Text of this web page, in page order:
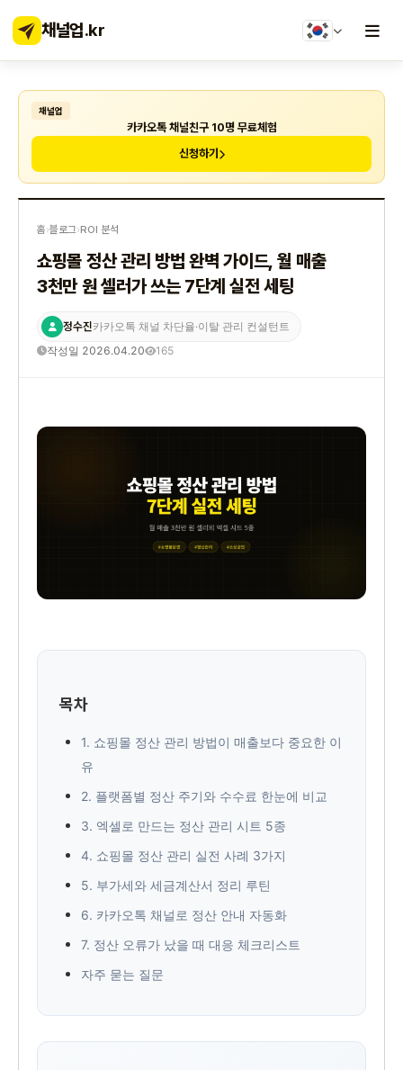
채널업.kr
채널업
카카오톡 채널친구 10명 무료체험
신청하기
홈›블로그›ROI 분석
쇼핑몰 정산 관리 방법 완벽 가이드, 월 매출
3천만 원 셀러가 쓰는 7단계 실전 세팅
정수진카카오톡 채널 차단율·이탈 관리 컨설턴트
작성일 2026.04.20 165
목차
1. 쇼핑몰 정산 관리 방법이 매출보다 중요한 이
유
2. 플랫폼별 정산 주기와 수수료 한눈에 비교
3. 엑셀로 만드는 정산 관리 시트 5종
4. 쇼핑몰 정산 관리 실전 사례 3가지
5. 부가세와 세금계산서 정리 루틴
6. 카카오톡 채널로 정산 안내 자동화
7. 정산 오류가 났을 때 대응 체크리스트
자주 묻는 질문